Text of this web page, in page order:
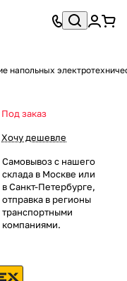
напольных
Под заказ
Хочу дешевле
Самовывоз с нашего
склада в Москве или
в Санкт-Петербурге,
отправка в регионы
транспортными
компаниями.